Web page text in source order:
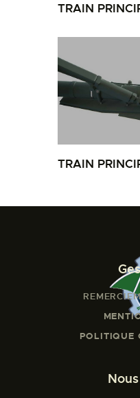
TRAIN
TRAIN
POLITIQUE